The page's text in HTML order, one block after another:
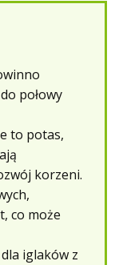
połowy
to potas,
korzeni.
co może
iglaków z